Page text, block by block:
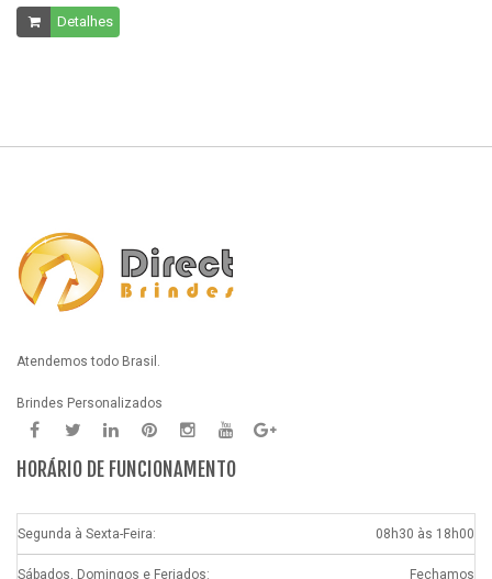
Detalhes
Atendemos todo Brasil.
Brindes Personalizados
HORÁRIO DE FUNCIONAMENTO
Segunda à Sexta-Feira: 08h30 às 18h00
Sábados, Domingos e Feriados: Fechamos